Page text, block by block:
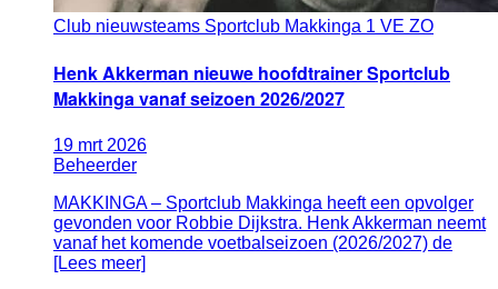
Club nieuwsteams Sportclub Makkinga 1 VE ZO
Henk Akkerman nieuwe hoofdtrainer Sportclub
Makkinga vanaf seizoen 2026/2027
19 mrt 2026
Beheerder
MAKKINGA – Sportclub Makkinga heeft een opvolger
gevonden voor Robbie Dijkstra. Henk Akkerman neemt
vanaf het komende voetbalseizoen (2026/2027) de
[Lees meer]